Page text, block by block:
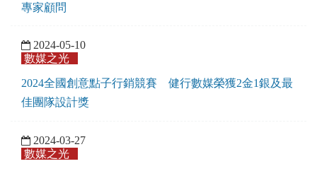
專家顧問
2024-05-10
數媒之光
2024全國創意點子行銷競賽 健行數媒榮獲2金1銀及最
佳團隊設計獎
2024-03-27
數媒之光